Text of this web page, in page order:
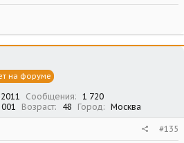
на форуме
Сообщения
1 720
001 Возраст 48 Город Москва
#135